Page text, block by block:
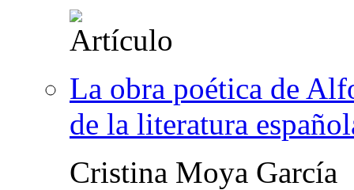
La obra poética de
de la literatura
Cristina Moya García